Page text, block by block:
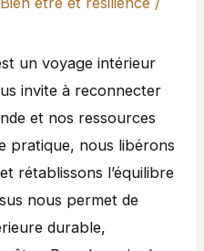
un voyage intérieur
invite à reconnecter
et nos ressources
pratique, nous libérons
rétablissons l’équilibre
nous permet de
durable,